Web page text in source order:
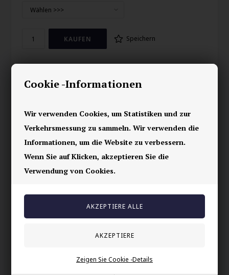
Cookie -Informationen
Wir verwenden Cookies, um Statistiken und zur
Verkehrsmessung zu sammeln. Wir verwenden die
Informationen, um die Website zu verbessern.
Wenn Sie auf Klicken, akzeptieren Sie die
Verwendung von Cookies.
Zeigen Sie Cookie -Details
Speichern
Diese Edelstahlkreation ist vergoldet und misst 2,5 x 2 cm.
Sammlung von Biker-Accessoires einen Hauch von kühlem Stil
Bereit zu beeindrucken?
Ihre Sicherheit